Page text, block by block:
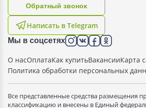
Написать в Telegram
Oбратный звонок
Мы в соцсетях
О насОплатаКак купитьВакансииКарта
Политика обработки персональных
Все представленные средства размещения
классификацию и внесены в Единый